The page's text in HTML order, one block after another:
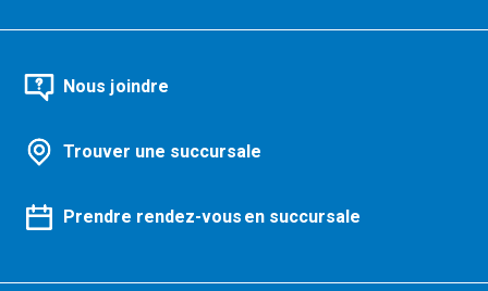
Nous joindre
Trouver une succursale
Prendre rendez-vous en succursale